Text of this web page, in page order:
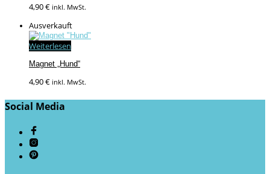
4,90€ inkl. MwSt.
Ausverkauft
Weiterlesen
Magnet „Hund“
4,90€ inkl. MwSt.
Social Media